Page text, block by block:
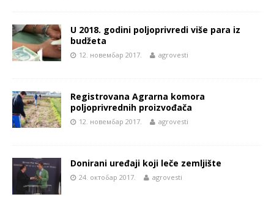
U 2018. godini poljoprivredi više para iz
budžeta
12. новембар 2017. agrovesti
Registrovana Agrarna komora
poljoprivrednih proizvođača
12. новембар 2017. agrovesti
Donirani uređaji koji leče zemljište
24. октобар 2017. agrovesti